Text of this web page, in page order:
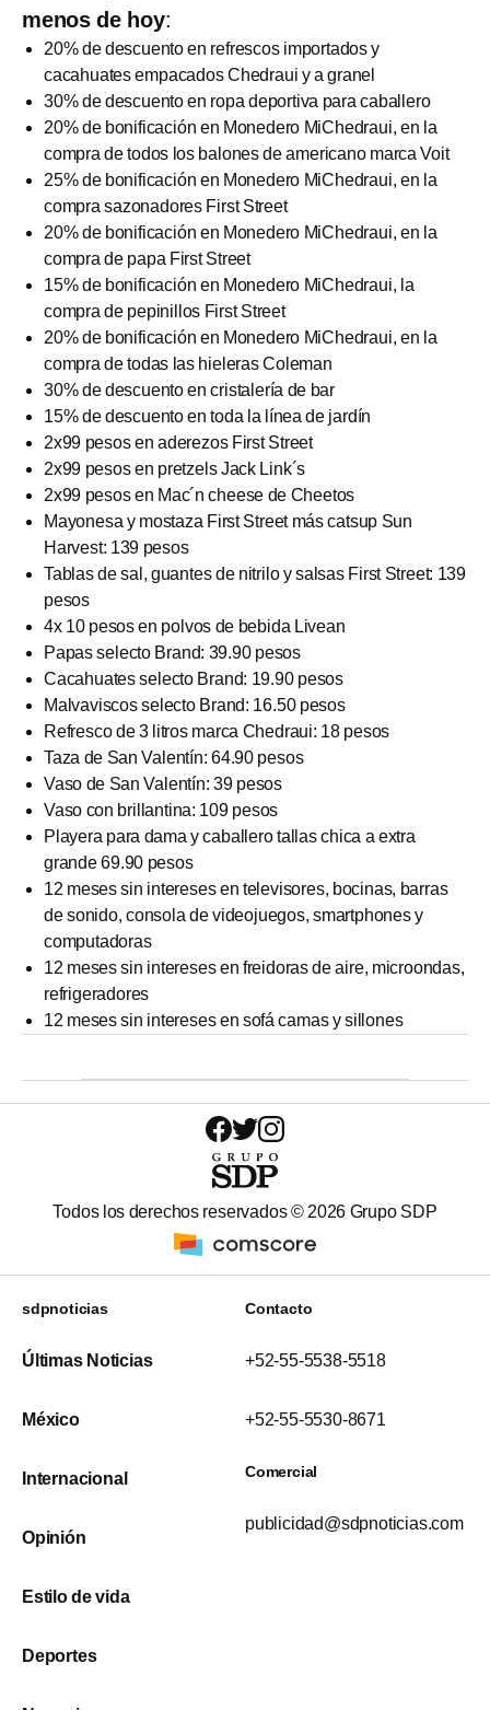
menos de hoy:
20% de descuento en refrescos importados y
cacahuates empacados Chedraui y a granel
30% de descuento en ropa deportiva para caballero
20% de bonificación en Monedero MiChedraui, en la
compra de todos los balones de americano marca Voit
25% de bonificación en Monedero MiChedraui, en la
compra sazonadores First Street
20% de bonificación en Monedero MiChedraui, en la
compra de papa First Street
15% de bonificación en Monedero MiChedraui, la
compra de pepinillos First Street
20% de bonificación en Monedero MiChedraui, en la
compra de todas las hieleras Coleman
30% de descuento en cristalería de bar
15% de descuento en toda la línea de jardín
2x99 pesos en aderezos First Street
2x99 pesos en pretzels Jack Link´s
2x99 pesos en Mac´n cheese de Cheetos
Mayonesa y mostaza First Street más catsup Sun
Harvest: 139 pesos
Tablas de sal, guantes de nitrilo y salsas First Street: 139
pesos
4x 10 pesos en polvos de bebida Livean
Papas selecto Brand: 39.90 pesos
Cacahuates selecto Brand: 19.90 pesos
Malvaviscos selecto Brand: 16.50 pesos
Refresco de 3 litros marca Chedraui: 18 pesos
Taza de San Valentín: 64.90 pesos
Vaso de San Valentín: 39 pesos
Vaso con brillantina: 109 pesos
Playera para dama y caballero tallas chica a extra
grande 69.90 pesos
12 meses sin intereses en televisores, bocinas, barras
de sonido, consola de videojuegos, smartphones y
computadoras
12 meses sin intereses en freidoras de aire, microondas,
refrigeradores
12 meses sin intereses en sofá camas y sillones
Todos los derechos reservados © 2026 Grupo SDP
sdpnoticias
Últimas Noticias
México
Internacional
Opinión
Estilo de vida
Deportes
Contacto
+52-55-5538-5518
+52-55-5530-8671
Comercial
publicidad@sdpnoticias.com